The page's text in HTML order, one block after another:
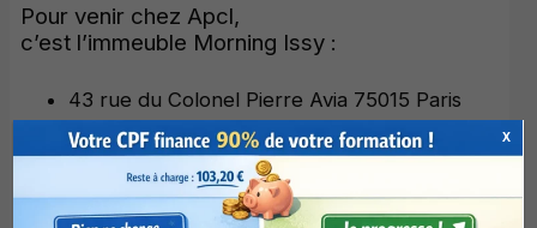
Pour venir chez Apcl,
c’est l’immeuble Morning Issy :
43 rue du Colonel Pierre Avia 75015 Paris
X